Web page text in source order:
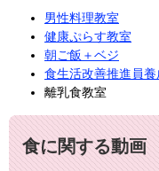
男性料理教室
健康ぷらす教室
朝ご飯＋ベジ
食生活改善推進員養
離乳食教室
食に関する動画